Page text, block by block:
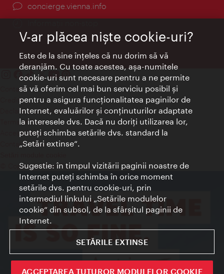
concierge.vienna.info
Contact
Credits
Declaraţie privind protecţia datelor
Terms of Use
Accesibilitate
Contact presa
© Copyright Wien Tourismus
V-ar plăcea nişte cookie-uri?
Este de la sine înţeles că nu dorim să vă
deranjăm. Cu toate acestea, aşa-numitele
cookie-uri sunt necesare pentru a ne permite
să vă oferim cel mai bun serviciu posibil şi
pentru a asigura funcţionalitatea paginilor de
Internet, evaluărilor şi conţinuturilor adaptate
la interesele dvs. Dacă nu doriţi utilizarea lor,
puteţi schimba setările dvs. standard la
„Setări extinse“.
Sugestie: în timpul vizitării paginii noastre de
Internet puteţi schimba în orice moment
setările dvs. pentru cookie-uri, prin
intermediul linkului „Setările modulelor
cookie“ din subsol, de la sfârşitul paginii de
Internet.
SETĂRILE EXTINSE
ACCEPTAREA TUTUROR MODULELOR COOKIE